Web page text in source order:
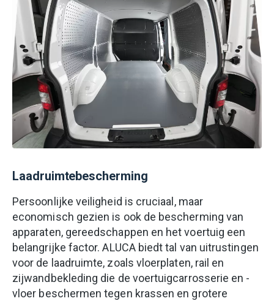
Laadruimtebescherming
Persoonlijke veiligheid is cruciaal, maar
economisch gezien is ook de bescherming van
apparaten, gereedschappen en het voertuig een
belangrijke factor. ALUCA biedt tal van uitrustingen
voor de laadruimte, zoals vloerplaten, rail en
zijwandbekleding die de voertuigcarrosserie en -
vloer beschermen tegen krassen en grotere